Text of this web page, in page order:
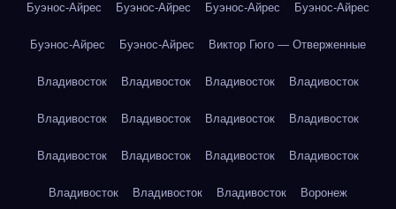
Буэнос-Айрес Буэнос-Айрес Буэнос-Айрес Буэнос-Айрес
Буэнос-Айрес Буэнос-Айрес Виктор Гюго — Отверженные
Владивосток Владивосток Владивосток Владивосток
Владивосток Владивосток Владивосток Владивосток
Владивосток Владивосток Владивосток Владивосток
Владивосток Владивосток Владивосток Воронеж